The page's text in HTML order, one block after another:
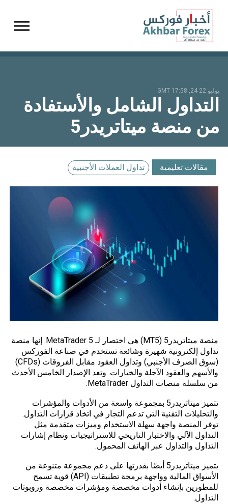
يوليو 22 24, 17:58 GMT
التداول الشامل والأستفادة
من منصة ميتاتريدر5
مقالات تعليمية تداول العملات الأجنبية
منصة ميتاتريدر5 (MT5) هي اختصار لـ MetaTrader 5. إنها منصة
تداول إلكترونية شهيرة وشائعة تستخدم في صناعة الفوركس
(سوق الصرف الأجنبي) وتداول العقود مقابل الفروقات (CFDs)
والأسهم والعقود الآجلة والخيارات. وتعد الإصدار الخامس الأحدث
من سلسلة منصات التداول MetaTrader.
تتميز ميتاتريدر5 بمجموعة واسعة من الأدوات والمؤشرات
والتحليلات التقنية التي تدعم التجار في اتخاذ قرارات التداول.
توفر المنصة واجهة سهلة الاستخدام وميزات متقدمة مثل
التداول الآلي والاختبار التاريخي للاستراتيجيات ونظام إشارات
التداول والتداول عبر الهاتف المحمول.
يتميز ميتاتريدر5 أيضًا بقدرتها على دعم مجموعة متنوعة من
الأسواق المالية وواجهة برمجة تطبيقات (API) قوية تسمح
للمطورين بإنشاء أدوات مخصصة ومؤشرات مخصصة وروبوتات
التداول.